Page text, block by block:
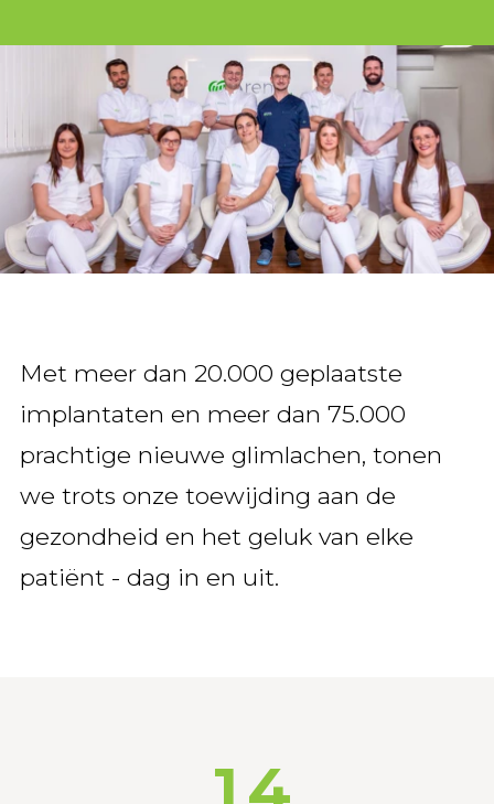
Met meer dan 20.000 geplaatste
implantaten en meer dan 75.000
prachtige nieuwe glimlachen, tonen
we trots onze toewijding aan de
gezondheid en het geluk van elke
patiënt - dag in en uit.
0
1
2
0
1
3